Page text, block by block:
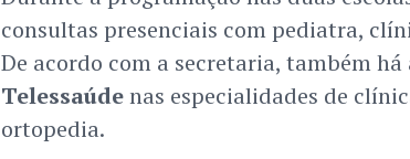
consultas presenciais com pediatra,
De acordo com a secretaria, também
Telessaúdenas especialidades de
ortopedia.